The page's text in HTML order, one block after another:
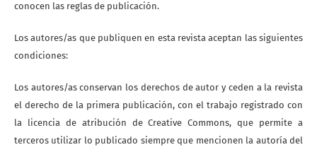
conocen las reglas de publicación.
Los autores/as que publiquen en esta revista aceptan las siguientes
condiciones:
Los autores/as conservan los derechos de autor y ceden a la revista
el derecho de la primera publicación, con el trabajo registrado con
la licencia de atribución de Creative Commons, que permite a
terceros utilizar lo publicado siempre que mencionen la autoría del